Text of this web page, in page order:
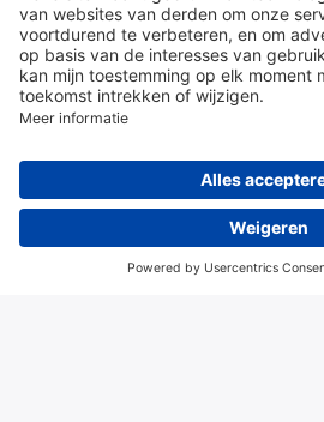
Algemene voorwaarden
© 2026 Hitma